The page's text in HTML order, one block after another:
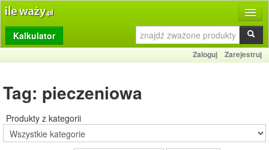
Produkty
Dziennik
Przelicznik
Porady
Kalkulator
Zaloguj Zarejestruj
Tag: pieczeniowa
Produkty z kategorii